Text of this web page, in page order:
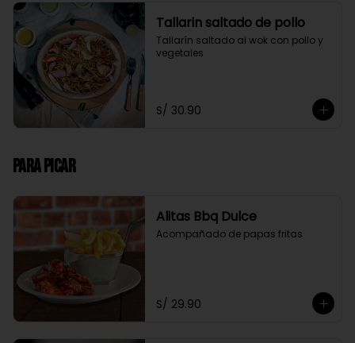
Tallarin saltado de pollo
Tallarín saltado al wok con pollo y
vegetales
S/ 30.90
Para Picar
Alitas Bbq Dulce
Acompañado de papas fritas
S/ 29.90